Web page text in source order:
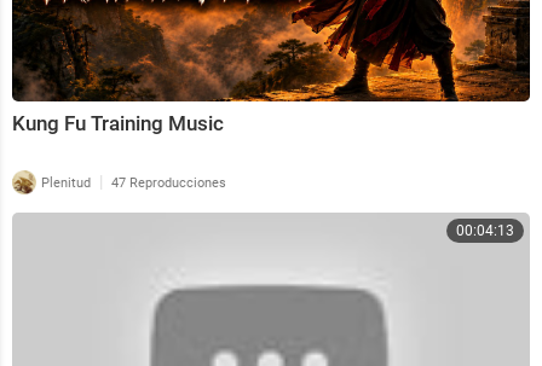
Kung Fu Training Music
Plenitud | 47 Reproducciones
00:04:13